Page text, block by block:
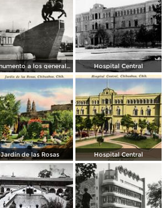
Monumento a los generales de la División del Norte Hospital Central
Jardín de las Rosas Hospital Central